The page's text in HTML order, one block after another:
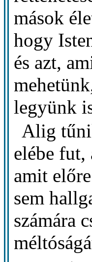
mások
hogy
és azt,
legyünk
Alig
elébe fut,
amit
sem
számára